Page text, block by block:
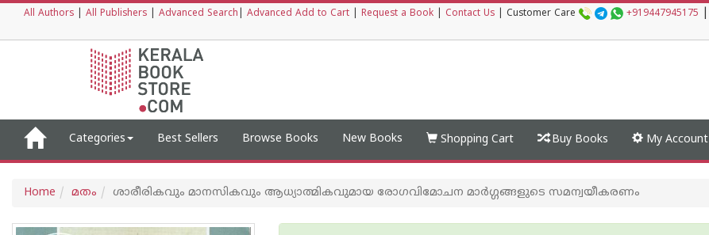
All Authors All Publishers Advanced Search Advanced Add to Cart Request a Book Contact Us Customer Care +919447945175
Categories Best Sellers Browse Books New Books Shopping Cart Buy Books My Account
Home മതം ശാരീരികവും മാനസികവും ആധ്യാത്മികവുമായ രോഗവിമോചന മാർഗ്ഗങ്ങളുടെ സമന്വയീകരണം